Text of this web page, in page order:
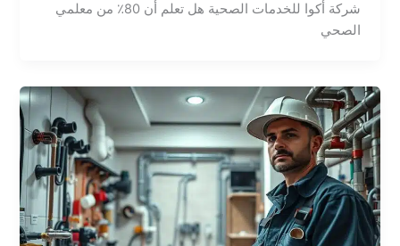
شركة أكوا للخدمات الصحية هل تعلم أن 80٪ من معلمي
الصحي